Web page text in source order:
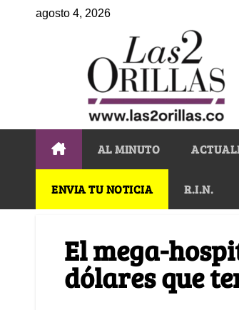
agosto 4, 2026
AL MINUTO
ENVIA TU NOTICIA R.I.N.
El mega-
dólares que